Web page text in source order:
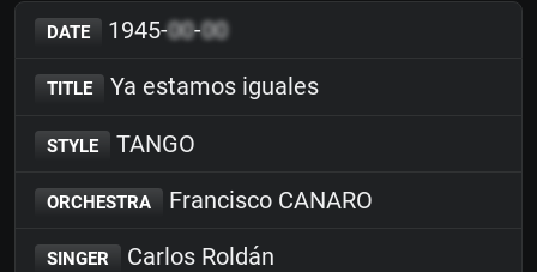
DATE 1945-00-00
TITLE Ya estamos iguales
STYLE TANGO
ORCHESTRA Francisco CANARO
SINGER Carlos Roldán